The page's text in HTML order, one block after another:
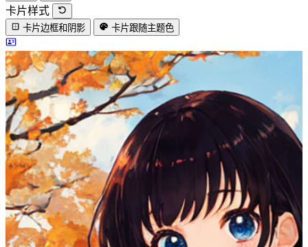
卡片样式
卡片边框和阴影 卡片跟随主题色